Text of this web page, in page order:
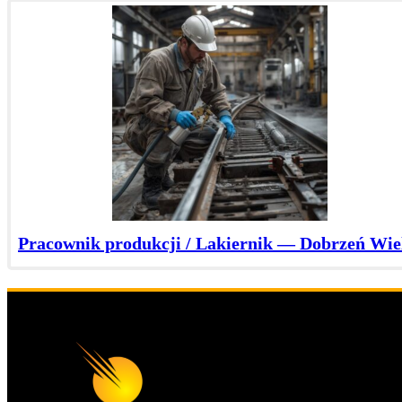
Pracownik produkcji / Lakiernik — Dobrzeń